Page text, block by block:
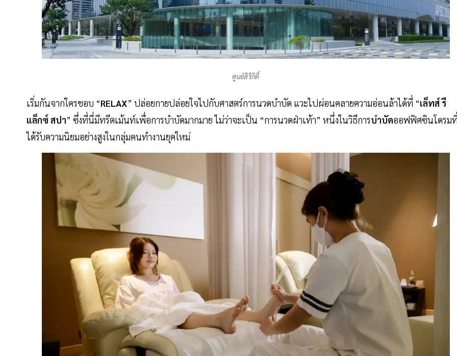
ศูนย์สิริกิติ์
เริ่มกันจากใครชอบ “RELAX” ปล่อยกายปล่อยใจไปกับศาสตร์การนวดบำบัด แวะไปผ่อนคลายความอ่อนล้าได้ที่ “เล็ทส์รี
แล็กซ์สปา” ซึ่งที่นี่มีทรีตเม้นท์เพื่อการบำบัดมากมาย ไม่ว่าจะเป็น “การนวดฝ่าเท้า” หนึ่งในวิธีการบำบัดออฟฟิศซินโดรม
ได้รับความนิยมอย่างสูงในกลุ่มคนทำงานยุคใหม่